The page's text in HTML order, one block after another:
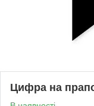
Цифра на